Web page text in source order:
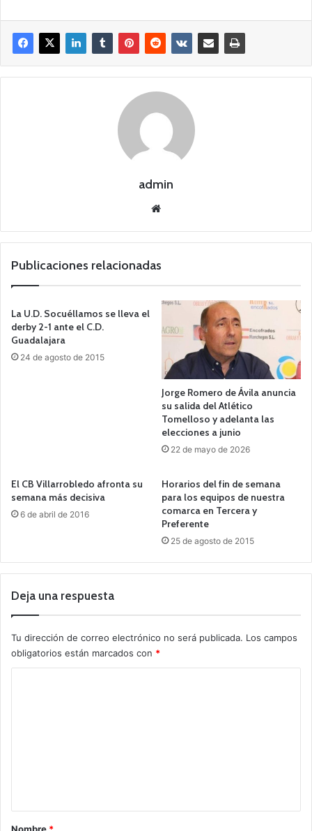
admin
we
Publicaciones relacionadas
La U.D. Socuéllamos se lleva el
derby 2-1 ante el C.D.
Guadalajara
24 de agosto de 2015
Jorge Romero de Ávila anuncia
su salida del Atlético
Tomelloso y adelanta las
elecciones a junio
22 de mayo de 2026
El CB Villarrobledo afronta su
semana más decisiva
6 de abril de 2016
Horarios del fin de semana
para los equipos de nuestra
comarca en Tercera y
Preferente
25 de agosto de 2015
Deja una respuesta
Tu dirección de correo electrónico no será publicada. Los campos
obligatorios están marcados con *
r